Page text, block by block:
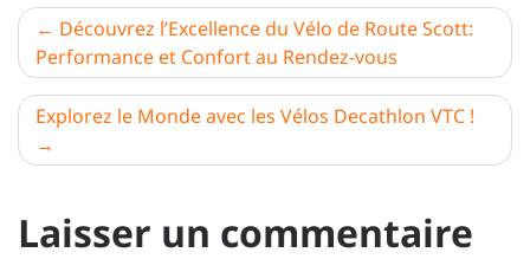
Navigation
de
l’article
Découvrez l’Excellence du Vélo de Route Scott:
Performance et Confort au Rendez-vous
Explorez le Monde avec les Vélos Decathlon VTC !
Laisser un commentaire